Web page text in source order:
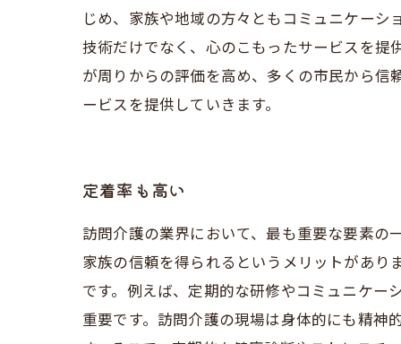
じめ、家族や地域の方々ともコミュニケー
技術だけでなく、心のこもったサービスを提
が周りからの評価を高め、多くの市民から信
ービスを提供していきます。
定着率も高い
訪問介護の業界において、最も重要な要素の
家族の信頼を得られるというメリットがあり
です。例えば、定期的な研修やコミュニケー
重要です。訪問介護の現場は身体的にも精神